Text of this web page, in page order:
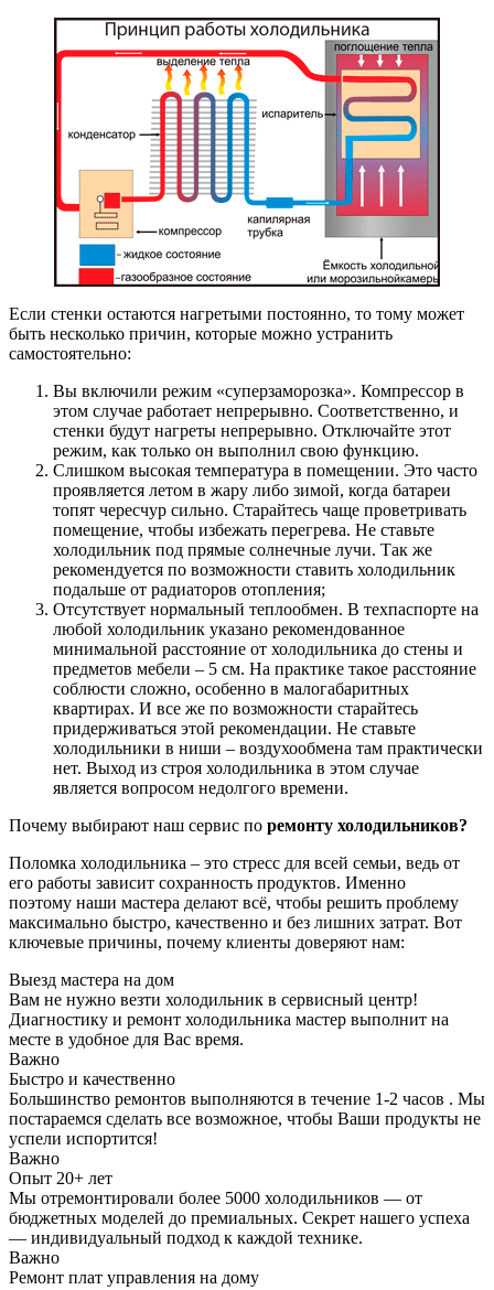
Если стенки остаются нагретыми постоянно, то тому может
быть несколько причин, которые можно устранить
самостоятельно:
Вы включили режим «суперзаморозка». Компрессор в
этом случае работает непрерывно. Соответственно, и
стенки будут нагреты непрерывно. Отключайте этот
режим, как только он выполнил свою функцию.
Слишком высокая температура в помещении. Это часто
проявляется летом в жару либо зимой, когда батареи
топят чересчур сильно. Старайтесь чаще проветривать
помещение, чтобы избежать перегрева. Не ставьте
холодильник под прямые солнечные лучи. Так же
рекомендуется по возможности ставить холодильник
подальше от радиаторов отопления;
Отсутствует нормальный теплообмен. В техпаспорте на
любой холодильник указано рекомендованное
минимальной расстояние от холодильника до стены и
предметов мебели – 5 см. На практике такое расстояние
соблюсти сложно, особенно в малогабаритных
квартирах. И все же по возможности старайтесь
придерживаться этой рекомендации. Не ставьте
холодильники в ниши – воздухообмена там практически
нет. Выход из строя холодильника в этом случае
является вопросом недолгого времени.
Почему выбирают наш сервис по ремонту холодильников?
Поломка холодильника – это стресс для всей семьи, ведь от
его работы зависит сохранность продуктов. Именно
поэтому наши мастера делают всё, чтобы решить проблему
максимально быстро, качественно и без лишних затрат. Вот
ключевые причины, почему клиенты доверяют нам:
Выезд мастера на дом
Вам не нужно везти холодильник в сервисный центр!
Диагностику и ремонт холодильника мастер выполнит на
месте в удобное для Вас время.
Важно
Быстро и качественно
Большинство ремонтов выполняются в течение 1-2 часов . Мы
постараемся сделать все возможное, чтобы Ваши продукты не
успели испортится!
Важно
Опыт 20+ лет
Мы отремонтировали более 5000 холодильников — от
бюджетных моделей до премиальных. Секрет нашего успеха
— индивидуальный подход к каждой технике.
Важно
Ремонт плат управления на дому